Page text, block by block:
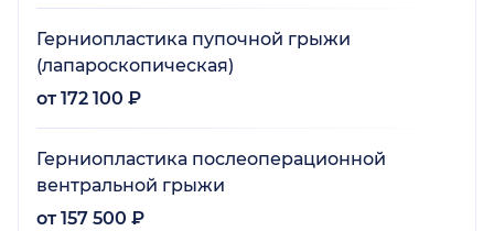
Герниопластика пупочной грыжи
(лапароскопическая)
от 172 100 ₽
Герниопластика послеоперационной
вентральной грыжи
от 157 500 ₽